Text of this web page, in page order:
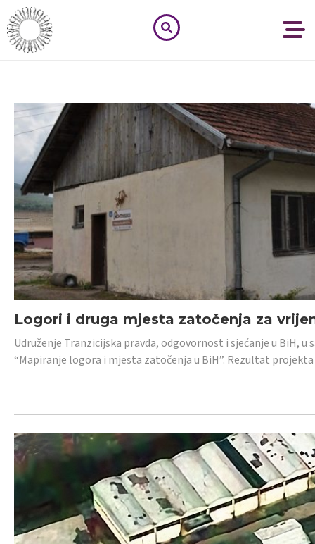
Logori i druga mjesta zatočenja za
Udruženje Tranzicijska pravda, odgovornost i sjećanje u BiH,
“Mapiranje logora i mjesta zatočenja u BiH”. Rezultat